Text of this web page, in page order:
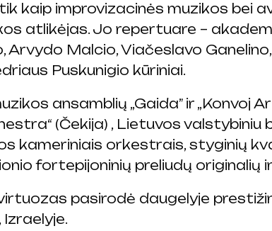
kaip improvizacinės muzikos bei
atlikėjas. Jo repertuare –
Arvydo Malcio, Viačeslavo
Puskunigio kūriniai.
ansamblių „Gaida” ir „Konvoj
(Čekija) , Lietuvos valstybiniu
kameriniais orkestrais, styginių
fortepijoninių preliudų originalių
pasirodė daugelyje
Izraelyje.